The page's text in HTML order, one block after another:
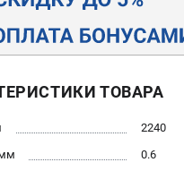
ТОВАРА
2240
0.6